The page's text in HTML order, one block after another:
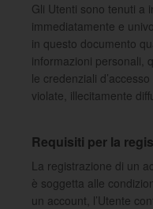
Gli Utenti sono tenuti a
immediatamente e
in questo documento
informazioni personali,
le credenziali
violate, illecitamente
Requisiti per la
La registrazione di un
è soggetta alle
un account, l’Utente